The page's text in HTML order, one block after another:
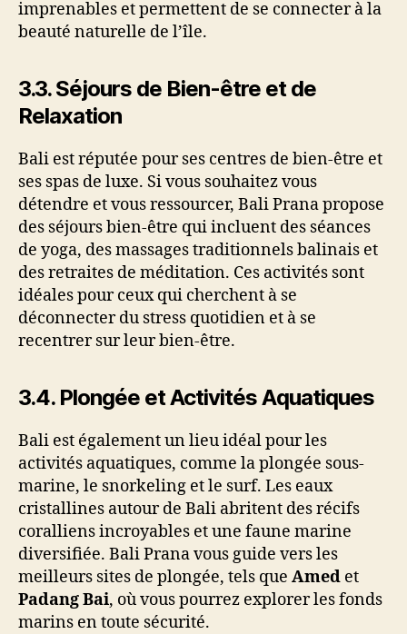
imprenables et permettent de se connecter à la
beauté naturelle de l’île.
3.3.Séjours de Bien-être et de
Relaxation
Bali est réputée pour ses centres de bien-être et
ses spas de luxe. Si vous souhaitez vous
détendre et vous ressourcer, Bali Prana propose
des séjours bien-être qui incluent des séances
de yoga, des massages traditionnels balinais et
des retraites de méditation. Ces activités sont
idéales pour ceux qui cherchent à se
déconnecter du stress quotidien et à se
recentrer sur leur bien-être.
3.4. Plongée et Activités Aquatiques
Bali est également un lieu idéal pour les
activités aquatiques, comme la plongée sous-
marine, le snorkeling et le surf. Les eaux
cristallines autour de Bali abritent des récifs
coralliens incroyables et une faune marine
diversifiée. Bali Prana vous guide vers les
meilleurs sites de plongée, tels que Amed et
Padang Bai, où vous pourrez explorer les fonds
marins en toute sécurité.